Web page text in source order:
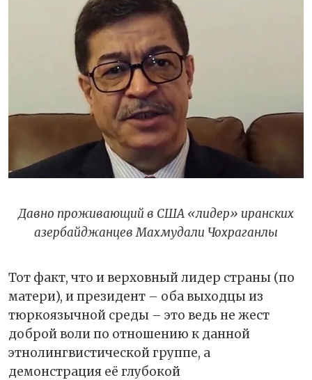
Давно проживающий в США «лидер» иранских
азербайджанцевМахмудали Чохраганлы
Тот факт, что и верховный лидер страны (по
матери), и президент – оба выходцы из
тюркоязычной среды – это ведь не жест
доброй воли по отношению к данной
этнолингвистической группе, а
демонстрация её глубокой